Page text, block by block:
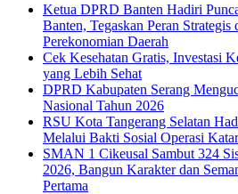
Ketua DPRD Banten Hadiri
Banten, Tegaskan Peran
Perekonomian Daerah
Cek Kesehatan Gratis, Investasi
yang Lebih Sehat
DPRD Kabupaten Serang
Nasional Tahun 2026
RSU Kota Tangerang Selatan
Melalui Bakti Sosial Operasi
SMAN 1 Cikeusal Sambut 324
2026, Bangun Karakter dan
Pertama